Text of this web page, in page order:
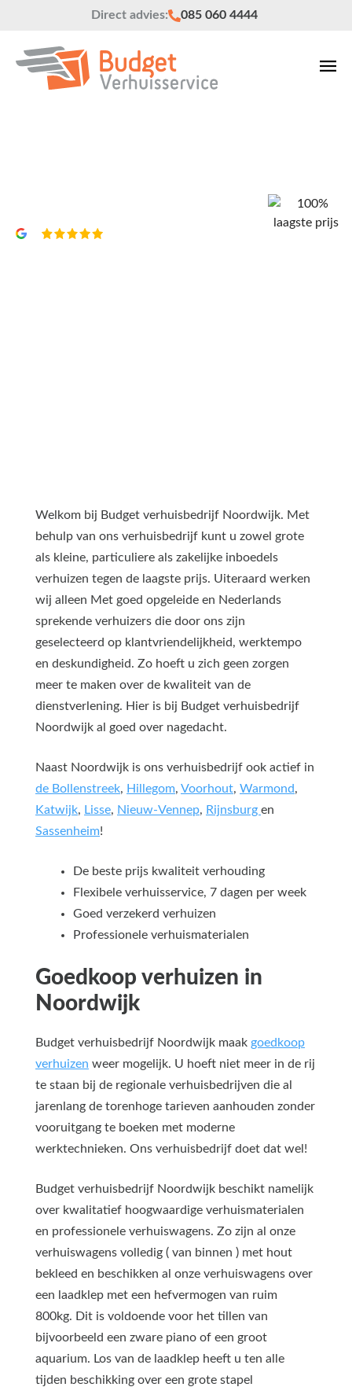
Direct advies: 085 060 4444
Welkom bij Budget verhuisbedrijf Noordwijk. Met
behulp van ons verhuisbedrijf kunt u zowel grote
als kleine, particuliere als zakelijke inboedels
verhuizen tegen de laagste prijs. Uiteraard werken
wij alleen Met goed opgeleide en Nederlands
sprekende verhuizers die door ons zijn
geselecteerd op klantvriendelijkheid, werktempo
en deskundigheid. Zo hoeft u zich geen zorgen
meer te maken over de kwaliteit van de
dienstverlening. Hier is bij Budget verhuisbedrijf
Noordwijk al goed over nagedacht.
Naast Noordwijk is ons verhuisbedrijf ook actief in
de Bollenstreek, Hillegom, Voorhout, Warmond,
Katwijk, Lisse, Nieuw-Vennep, Rijnsburg en
Sassenheim!
De beste prijs kwaliteit verhouding
Flexibele verhuisservice, 7 dagen per week
Goed verzekerd verhuizen
Professionele verhuismaterialen
Goedkoop verhuizen in
Noordwijk
Budget verhuisbedrijf Noordwijk maak goedkoop
verhuizen weer mogelijk. U hoeft niet meer in de rij
te staan bij de regionale verhuisbedrijven die al
jarenlang de torenhoge tarieven aanhouden zonder
vooruitgang te boeken met moderne
werktechnieken. Ons verhuisbedrijf doet dat wel!
Budget verhuisbedrijf Noordwijk beschikt namelijk
over kwalitatief hoogwaardige verhuismaterialen
en professionele verhuiswagens. Zo zijn al onze
verhuiswagens volledig ( van binnen ) met hout
bekleed en beschikken al onze verhuiswagens over
een laadklep met een hefvermogen van ruim
800kg. Dit is voldoende voor het tillen van
bijvoorbeeld een zware piano of een groot
aquarium. Los van de laadklep heeft u ten alle
tijden beschikking over een grote stapel